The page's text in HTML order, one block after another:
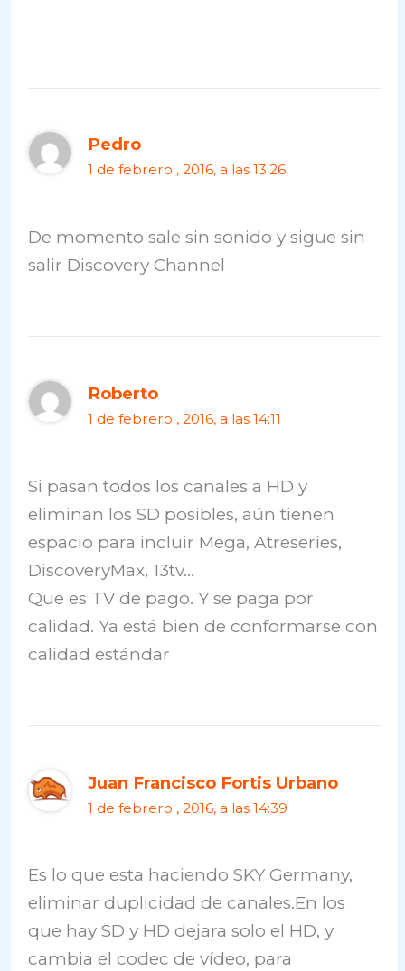
Pedro
1 de febrero , 2016, a las 13:26
De momento sale sin sonido y sigue sin
salir Discovery Channel
Roberto
1 de febrero , 2016, a las 14:11
Si pasan todos los canales a HD y
eliminan los SD posibles, aún tienen
espacio para incluir Mega, Atreseries,
DiscoveryMax, 13tv…
Que es TV de pago. Y se paga por
calidad. Ya está bien de conformarse con
calidad estándar
Juan Francisco Fortis Urbano
1 de febrero , 2016, a las 14:39
Es lo que esta haciendo SKY Germany,
eliminar duplicidad de canales.En los
que hay SD y HD dejara solo el HD, y
cambia el codec de vídeo, para